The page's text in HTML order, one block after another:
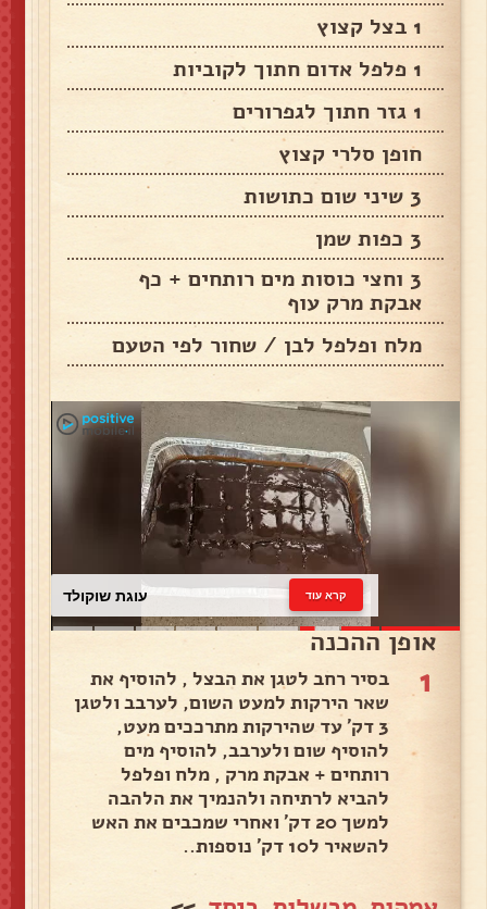
1 בצל קצוץ
1 פלפל אדום חתוך לקוביות
1 גזר חתוך לגפרורים
חופן סלרי קצוץ
3 שיני שום כתושות
3 כפות שמן
3 וחצי כוסות מים רותחים + כף
אבקת מרק עוף
מלח ופלפל לבן / שחור לפי הטעם
עוגת שוקולד קרא עוד
אופן ההכנה
1
בסיר רחב לטגן את הבצל , להוסיף את
שאר הירקות למעט השום, לערבב ולטגן
3 דק׳ עד שהירקות מתרככים מעט,
להוסיף שום ולערבב, להוסיף מים
רותחים + אבקת מרק , מלח ופלפל
להביא לרתיחה ולהנמיך את הלהבה
למשך 20 דק׳ ואחרי שמכבים את האש
להשאיר ל10 דק׳ נוספות..